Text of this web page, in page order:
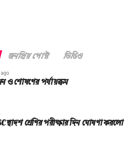
জনপ্রিয় পোস্ট ভিডিও
ও শোষণের পর্যায়ক্রম
শ্রেণির পরীক্ষার দিন ঘোষণা করলো